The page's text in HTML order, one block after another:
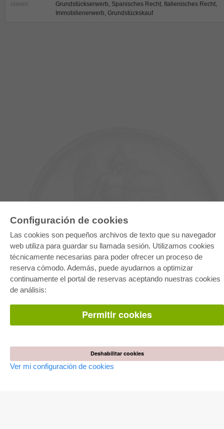
Configuración de cookies
Las cookies son pequeños archivos de texto que su navegador
web utiliza para guardar su llamada sesión. Utilizamos cookies
técnicamente necesarias para poder ofrecer un proceso de
reserva cómodo. Además, puede ayudarnos a optimizar
continuamente el portal de reservas aceptando nuestras cookies
de análisis:
Permitir cookies
Deshabilitar cookies
Ver mi configuración de cookies
claves
Grundstückserwerb, Spanisches Recht, Italienisches Recht,
Immobilienerwerb, Grundstückskauf
E-COLLECTION
Paquete entero
Pick & Choose
Facilitación de E-Books
Preguntas mas frequentes(FAQ)
AUTOR WERDEN